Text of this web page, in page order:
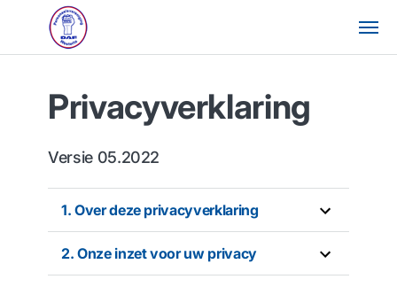
Privacyverklaring
Versie 05.2022
1. Over deze privacyverklaring
2. Onze inzet voor uw privacy